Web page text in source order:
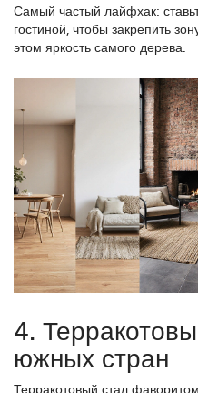
Самый частый лайфхак:
гостиной, чтобы закрепить
этом яркость самого дерева.
4.
южных стран
Терракотовый стал